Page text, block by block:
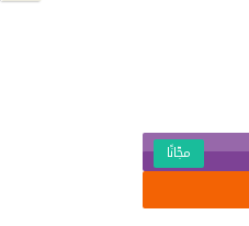
مجّانًا